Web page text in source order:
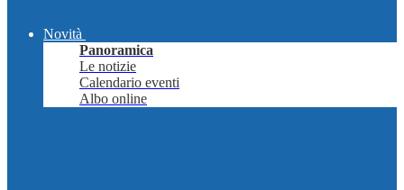
Novità
Panoramica
Le notizie
Calendario eventi
Albo online